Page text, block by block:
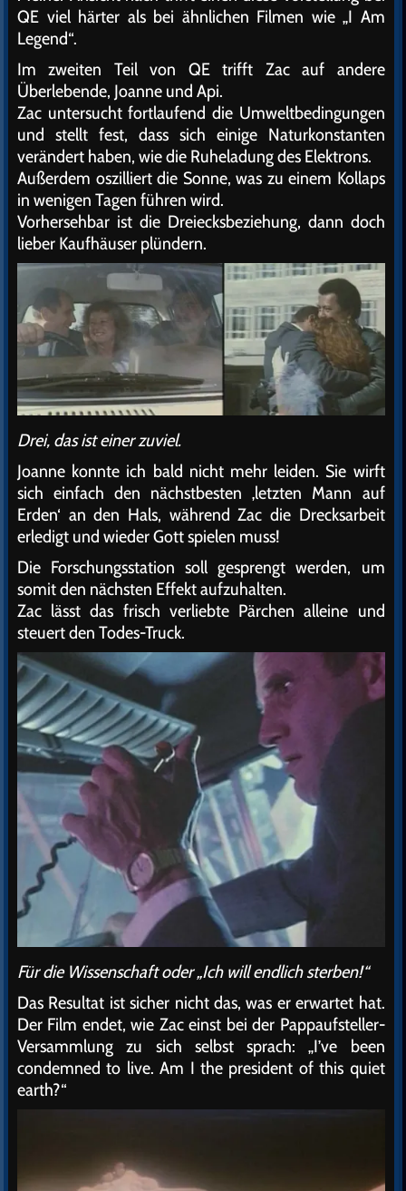
QE viel härter als bei ähnlichen Filmen wie „I Am
Legend“.
Im zweiten Teil von QE trifft Zac auf andere
Überlebende, Joanne und Api.
Zac untersucht fortlaufend die Umweltbedingungen
und stellt fest, dass sich einige Naturkonstanten
verändert haben, wie die Ruheladung des Elektrons.
Außerdem oszilliert die Sonne, was zu einem Kollaps
in wenigen Tagen führen wird.
Vorhersehbar ist die Dreiecksbeziehung, dann doch
lieber Kaufhäuser plündern.
Drei, das ist einer zuviel.
Joanne konnte ich bald nicht mehr leiden. Sie wirft
sich einfach den nächstbesten ‚letzten Mann auf
Erden‘ an den Hals, während Zac die Drecksarbeit
erledigt und wieder Gott spielen muss!
Die Forschungsstation soll gesprengt werden, um
somit den nächsten Effekt aufzuhalten.
Zac lässt das frisch verliebte Pärchen alleine und
steuert den Todes-Truck.
Für die Wissenschaft oder „Ich will endlich sterben!“
Das Resultat ist sicher nicht das, was er erwartet hat.
Der Film endet, wie Zac einst bei der Pappaufsteller-
Versammlung zu sich selbst sprach: „I’ve been
condemned to live. Am I the president of this quiet
earth?“